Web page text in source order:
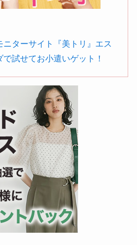
ニターサイト『美トリ』エス
試せてお小遣いゲット！